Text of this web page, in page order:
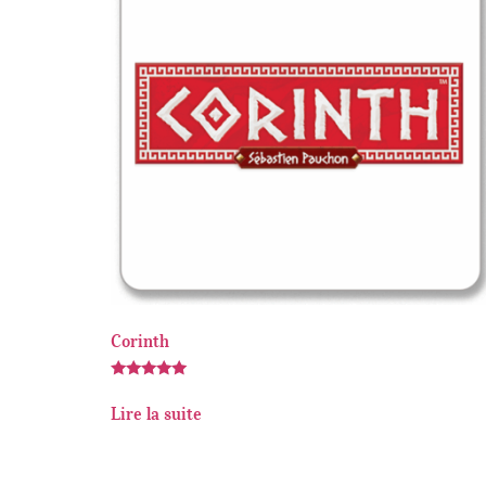
Corinth
5.00
sur 5
Lire la suite